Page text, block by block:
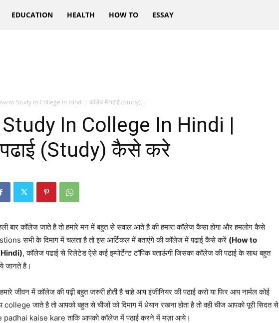
EDUCATION HEALTH HOW TO ESSAY
to Study In College In Hindi | कॉलेज में पढाई (Study)...
In College In Hindi |
(Study) कैसे करे
बार कॉलेज जाते है तो हमारे मन में बहुत से सवाल आते है की हमारा कॉलेज कैसा होगा और हमलोग कैसे
सभी के दिमाग में चलता है तो इस आर्टिकल में बताएंगे की कॉलेज में पढाई कैसे करें (How to
, कॉलेज पढाई से रिलेटेड ऐसे कई इम्पोर्टेन्ट टॉपिक बताऊंगी जिसका कॉलेज की पढाई के साथ बहुत
जानते है।
जीवन में कॉलेज की पढ़ी बहुत जरुरी होती है चाहे आप इंजीनियर की पढाई करो या फिर आप नार्मल कोई
college जाते है तो आपको बहुत से चीजों को दिमाग में धेयान रखना होता है तो वही चीज आपको पूरी सिदत से
padhai kaise kare ताकि आपको कॉलेज में पढाई करने में मज़ा आये।